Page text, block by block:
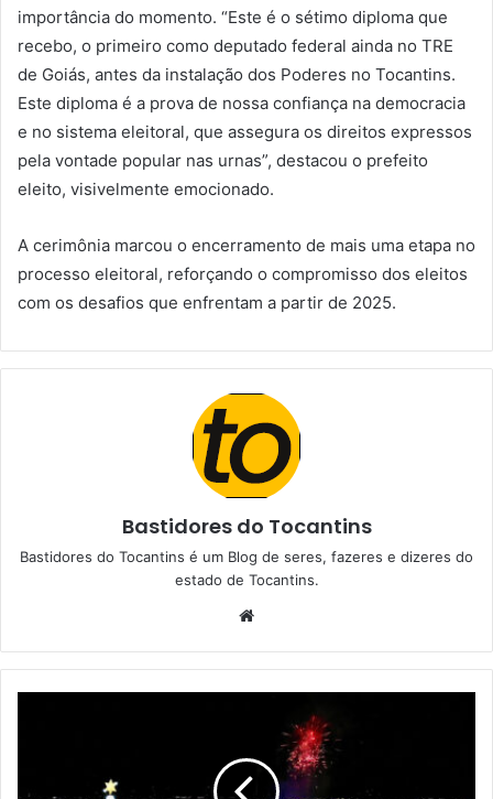
importância do momento. “Este é o sétimo diploma que
recebo, o primeiro como deputado federal ainda no TRE
de Goiás, antes da instalação dos Poderes no Tocantins.
Este diploma é a prova de nossa confiança na democracia
e no sistema eleitoral, que assegura os direitos expressos
pela vontade popular nas urnas”, destacou o prefeito
eleito, visivelmente emocionado.
A cerimônia marcou o encerramento de mais uma etapa no
processo eleitoral, reforçando o compromisso dos eleitos
com os desafios que enfrentam a partir de 2025.
Bastidores do Tocantins
Bastidores do Tocantins é um Blog de seres, fazeres e dizeres do
estado de Tocantins.
b
s
e